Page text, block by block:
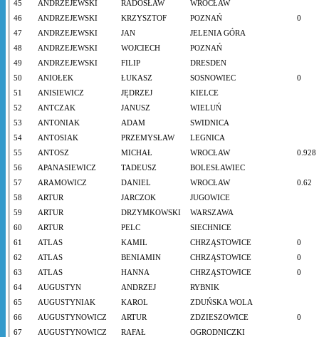
45
ANDRZEJEWSKI RADOSŁAW
WROCŁAW
46
ANDRZEJEWSKI KRZYSZTOF POZNAŃ
0
47
ANDRZEJEWSKI JAN
JELENIA GÓRA
48
ANDRZEJEWSKI WOJCIECH
POZNAŃ
49
ANDRZEJEWSKI FILIP
DRESDEN
50
ANIOŁEK ŁUKASZ SOSNOWIEC
0
51
ANISIEWICZ JĘDRZEJ
KIELCE
52
ANTCZAK JANUSZ
WIELUŃ
53
ANTONIAK ADAM
SWIDNICA
54
ANTOSIAK PRZEMYSŁAW
LEGNICA
55
ANTOSZ MICHAŁ WROCŁAW
0.928
56
APANASIEWICZ TADEUSZ
BOLESŁAWIEC
57
ARAMOWICZ DANIEL WROCŁAW
0.62
58
ARTUR JARCZOK
JUGOWICE
59
ARTUR DRZYMKOWSKI
WARSZAWA
60
ARTUR PELC
SIECHNICE
61
ATLAS KAMIL CHRZĄSTOWICE
0
62
ATLAS BENIAMIN CHRZĄSTOWICE
0
63
ATLAS HANNA CHRZĄSTOWICE
0
64
AUGUSTYN ANDRZEJ
RYBNIK
65
AUGUSTYNIAK KAROL
ZDUŃSKA WOLA
66
AUGUSTYNOWICZ ARTUR ZDZIESZOWICE
0
67
AUGUSTYNOWICZ RAFAŁ
OGRODNICZKI